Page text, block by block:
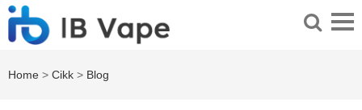
Home > Cikk > Blog